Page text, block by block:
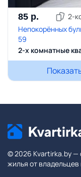
85 р. 2-
Непокорённых
59
2-х комнатные
© 2026 Kvartirka.by —
жилья от